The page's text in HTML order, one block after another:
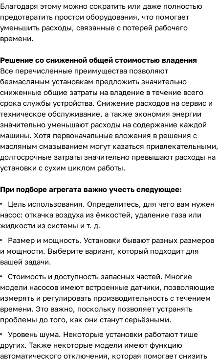
Благодаря этому можно сократить или даже полностью
предотвратить простои оборудования, что помогает
уменьшить расходы, связанные с потерей рабочего
времени.
Решение со сниженной общей стоимостью владения
Все перечисленные преимущества позволяют
безмасляным установкам предложить значительно
сниженные общие затраты на владение в течение всего
срока службы устройства. Снижение расходов на сервис и
техническое обслуживание, а также экономия энергии
значительно уменьшают расходы на содержание каждой
машины. Хотя первоначальные вложения в решения с
масляным смазыванием могут казаться привлекательными,
долгосрочные затраты значительно превышают расходы на
установки с сухим циклом работы.
При подборе агрегата важно учесть следующее:
Цель использования. Определитесь, для чего вам нужен
насос: откачка воздуха из ёмкостей, удаление газа или
жидкости из системы и т. д.
Размер и мощность. Установки бывают разных размеров
и мощности. Выберите вариант, который подходит для
вашей задачи.
Стоимость и доступность запасных частей. Многие
модели насосов имеют встроенные датчики, позволяющие
измерять и регулировать производительность с течением
времени. Это важно, поскольку позволяет устранять
проблемы до того, как они станут серьёзными.
Уровень шума. Некоторые установки работают тише
других. Также некоторые модели имеют функцию
автоматического отключения, которая помогает снизить